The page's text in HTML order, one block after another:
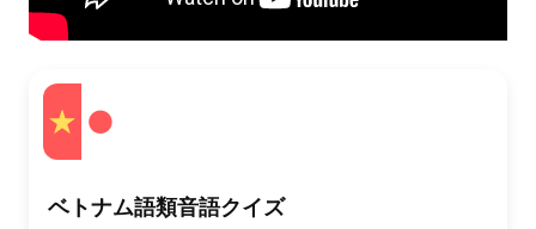
ベトナム語類音語クイズ